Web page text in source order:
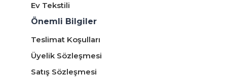
Ev Tekstili
Önemli Bilgiler
Teslimat Koşulları
Üyelik Sözleşmesi
Satış Sözleşmesi